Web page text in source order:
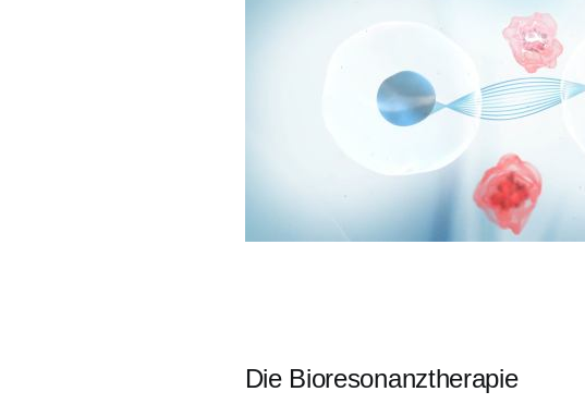
Die Bioresonanztherapie